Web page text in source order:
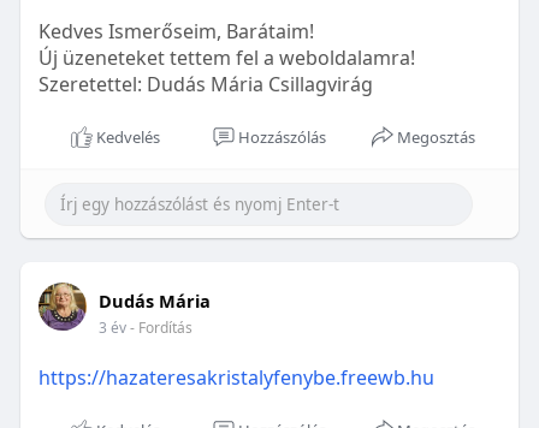
Kedves Ismerőseim, Barátaim!
Új üzeneteket tettem fel a weboldalamra!
Szeretettel: Dudás Mária Csillagvirág
Kedvelés Hozzászólás Megosztás
Dudás Mária
3 év- Fordítás
https://hazateresakristalyfenybe.freewb.hu